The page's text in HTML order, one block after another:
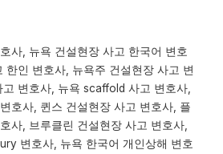
사, 뉴욕 건설현장 사고 한국어 변호
한인 변호사, 뉴욕주 건설현장 사고 변
변호사, 뉴욕 scaffold 사고 변호사,
호사, 퀸스 건설현장 사고 변호사, 플
사, 브루클린 건설현장 사고 변호사,
변호사, 뉴욕 한국어 개인상해 변호